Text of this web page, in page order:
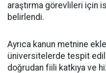
araştırma görevlileri için
belirlendi.
​Ayrıca kanun metnine
üniversitelerde tespit
doğrudan fiili katkıya ve